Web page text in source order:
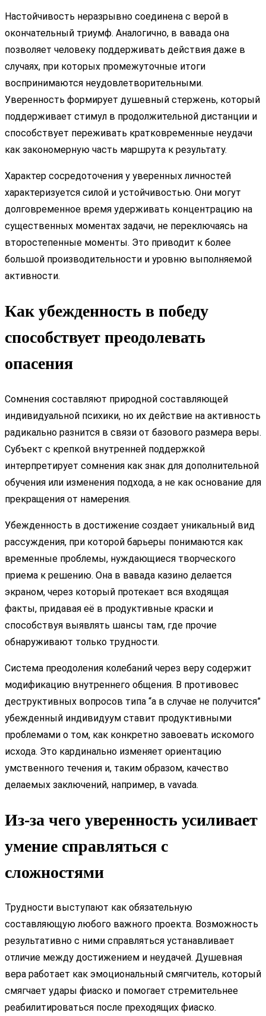
Настойчивость неразрывно соединена с верой в
окончательный триумф. Аналогично, в вавада она
позволяет человеку поддерживать действия даже в
случаях, при которых промежуточные итоги
воспринимаются неудовлетворительными.
Уверенность формирует душевный стержень, который
поддерживает стимул в продолжительной дистанции и
способствует переживать кратковременные неудачи
как закономерную часть маршрута к результату.
Характер сосредоточения у уверенных личностей
характеризуется силой и устойчивостью. Они могут
долговременное время удерживать концентрацию на
существенных моментах задачи, не переключаясь на
второстепенные моменты. Это приводит к более
большой производительности и уровню выполняемой
активности.
Как убежденность в победу
способствует преодолевать
опасения
Сомнения составляют природной составляющей
индивидуальной психики, но их действие на активность
радикально разнится в связи от базового размера веры.
Субъект с крепкой внутренней поддержкой
интерпретирует сомнения как знак для дополнительной
обучения или изменения подхода, а не как основание для
прекращения от намерения.
Убежденность в достижение создает уникальный вид
рассуждения, при которой барьеры понимаются как
временные проблемы, нуждающиеся творческого
приема к решению. Она в вавада казино делается
экраном, через который протекает вся входящая
факты, придавая её в продуктивные краски и
способствуя выявлять шансы там, где прочие
обнаруживают только трудности.
Система преодоления колебаний через веру содержит
модификацию внутреннего общения. В противовес
деструктивных вопросов типа “а в случае не получится”
убежденный индивидуум ставит продуктивными
проблемами о том, как конкретно завоевать искомого
исхода. Это кардинально изменяет ориентацию
умственного течения и, таким образом, качество
делаемых заключений, например, в vavada.
Из-за чего уверенность усиливает
умение справляться с
сложностями
Трудности выступают как обязательную
составляющую любого важного проекта. Возможность
результативно с ними справляться устанавливает
отличие между достижением и неудачей. Душевная
вера работает как эмоциональный смягчитель, который
смягчает удары фиаско и помогает стремительнее
реабилитироваться после преходящих фиаско.